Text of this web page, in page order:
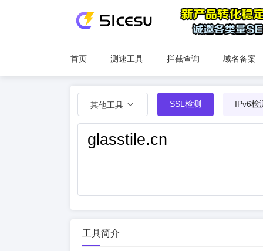
首页 测速工具 拦截查询 域名备案
其他工具 SSL检测 IPv6检
工具简介